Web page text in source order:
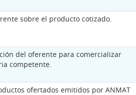
sobre el producto cotizado.
del oferente para comercializar
competente.
ofertados emitidos por ANMAT